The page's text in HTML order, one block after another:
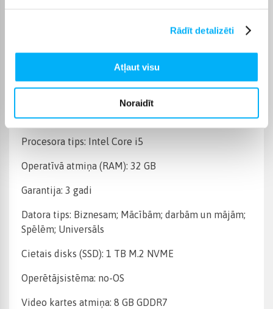
Rādīt detalizēti
Atļaut visu
Noraidīt
Intel Core 5 / i5
Preces apraksts
Procesora tips: Intel Core i5
Operatīvā atmiņa (RAM): 32 GB
Garantija: 3 gadi
Datora tips: Biznesam; Mācībām; darbām un mājām;
Spēlēm; Universāls
Cietais disks (SSD): 1 TB M.2 NVME
Operētājsistēma: no-OS
Video kartes atmiņa: 8 GB GDDR7